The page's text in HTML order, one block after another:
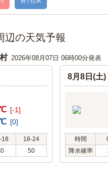
辺の天気予報
2026年08月07日 06時00分発表
[-1]
[0]
18
18-24
50
8月8日(土)
時間
降水確率